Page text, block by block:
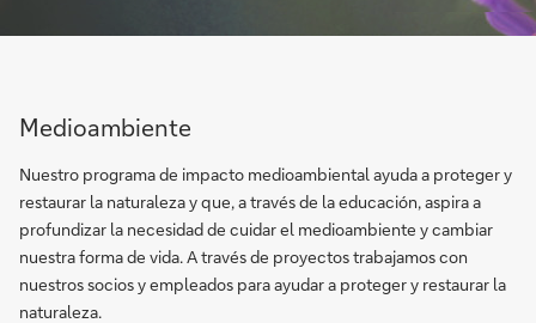
Medioambiente
Nuestro programa de impacto medioambiental ayuda a proteger y
restaurar la naturaleza y que, a través de la educación, aspira a
profundizar la necesidad de cuidar el medioambiente y cambiar
nuestra forma de vida. A través de proyectos trabajamos con
nuestros socios y empleados para ayudar a proteger y restaurar la
naturaleza.